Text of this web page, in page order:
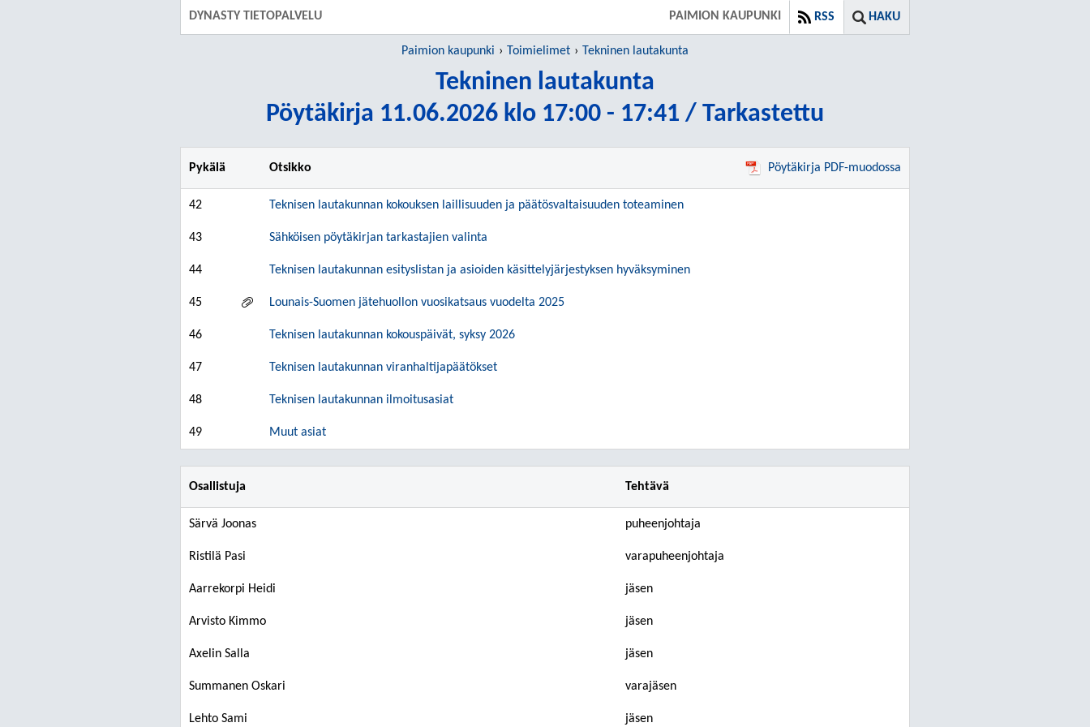
DYNASTY TIETOPALVELU HAKU
RSS
PAIMION KAUPUNKI
Paimion kaupunki Toimielimet Tekninen lautakunta
Tekninen lautakunta
Pöytäkirja 11.06.2026 klo 17:00 - 17:41 / Tarkastettu
Pykälä Otsikko Pöytäkirja PDF-muodossa
42 Teknisen lautakunnan kokouksen laillisuuden ja päätösvaltaisuuden toteaminen
43 Sähköisen pöytäkirjan tarkastajien valinta
44 Teknisen lautakunnan esityslistan ja asioiden käsittelyjärjestyksen hyväksyminen
45 Lounais-Suomen jätehuollon vuosikatsaus vuodelta 2025
46 Teknisen lautakunnan kokouspäivät, syksy 2026
47 Teknisen lautakunnan viranhaltijapäätökset
48 Teknisen lautakunnan ilmoitusasiat
49 Muut asiat
Osallistuja Tehtävä
Särvä Joonas puheenjohtaja
Ristilä Pasi varapuheenjohtaja
Aarrekorpi Heidi jäsen
Arvisto Kimmo jäsen
Axelin Salla jäsen
Summanen Oskari varajäsen
Lehto Sami jäsen